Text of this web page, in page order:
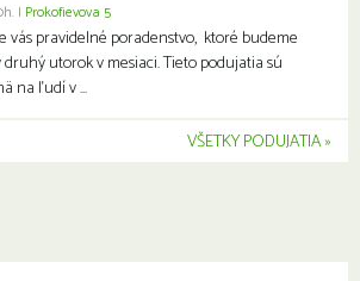
| Prokofievova 5
vás pravidelné poradenstvo, ktoré budeme
utorok v mesiaci. Tieto podujatia sú
na ľudí v ...
VŠETKY PODUJATIA